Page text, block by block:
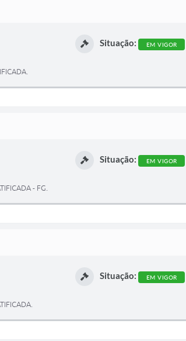
Situação: EM VIGOR
Situação: EM VIGOR
- FG.
Situação: EM VIGOR